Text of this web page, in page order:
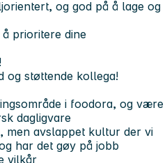
og god på å lage og
prioritere dine
og støttende kollega!
i foodora, og være
dagligvare
men avslappet kultur der vi
har det gøy på jobb
vilkår